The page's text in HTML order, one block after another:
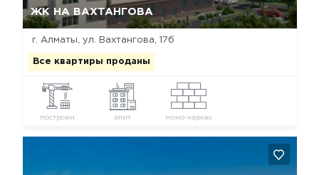
ЖК НА ВАХТАНГОВА
г. Алматы, ул. Вахтангова, 17б
Все квартиры проданы
построен элит моно-каркас